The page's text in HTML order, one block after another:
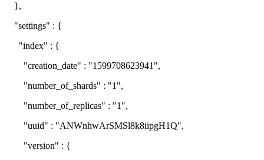
},
"settings" : {
"index" : {
"creation_date" : "1599708623941",
"number_of_shards" : "1",
"number_of_replicas" : "1",
"uuid" : "ANWnhwArSMSl8k8iipgH1Q",
"version" : {